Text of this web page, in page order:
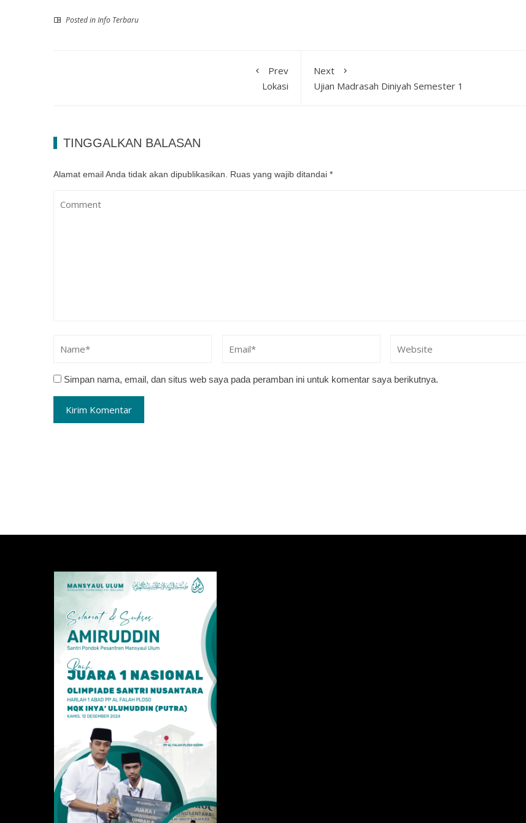
Posted inInfo Terbaru
Prev
Lokasi
Next
Ujian Madrasah Diniyah Semester 1
TINGGALKAN BALASAN
Alamat email Anda tidak akan dipublikasikan. Ruas yang wajib ditandai *
Simpan nama, email, dan situs web saya pada peramban ini untuk komentar saya berikutnya.